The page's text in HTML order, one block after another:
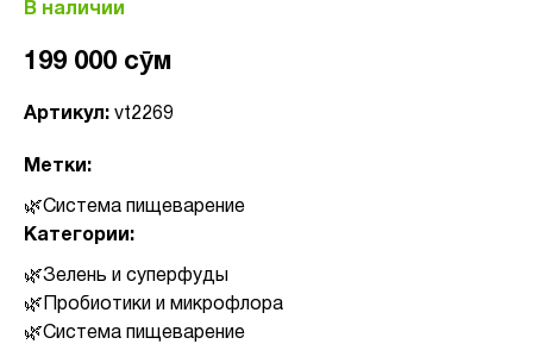
В наличии
199 000 сӯм
Артикул: vt2269
Метки:
Система пищеварение
Категории:
Зелень и суперфуды
Пробиотики и микрофлора
Система пищеварение